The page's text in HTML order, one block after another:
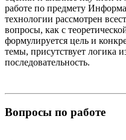
работе по предмету
технологии рассмотрен
вопросы, как с
формулируется цель и
темы, присутствует логика
последовательность.
Вопросы по работе